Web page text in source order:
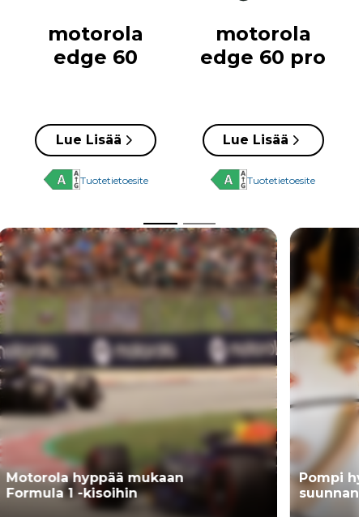
motorola
edge 60
Lue Lisää
Tuotetietoesite
motorola
edge 60 pro
Lue Lisää
Tuotetietoesite
Pompi hyvän vuoksi
suunnannäyttäjänä
Ilmaise